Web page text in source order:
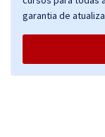
garantia de